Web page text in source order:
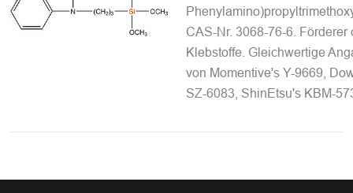
CAS-Nr. 3068-76-6. Förderer
Klebstoffe. Gleichwertige
von Momentive's Y-9669,
SZ-6083, ShinEtsu's KBM-